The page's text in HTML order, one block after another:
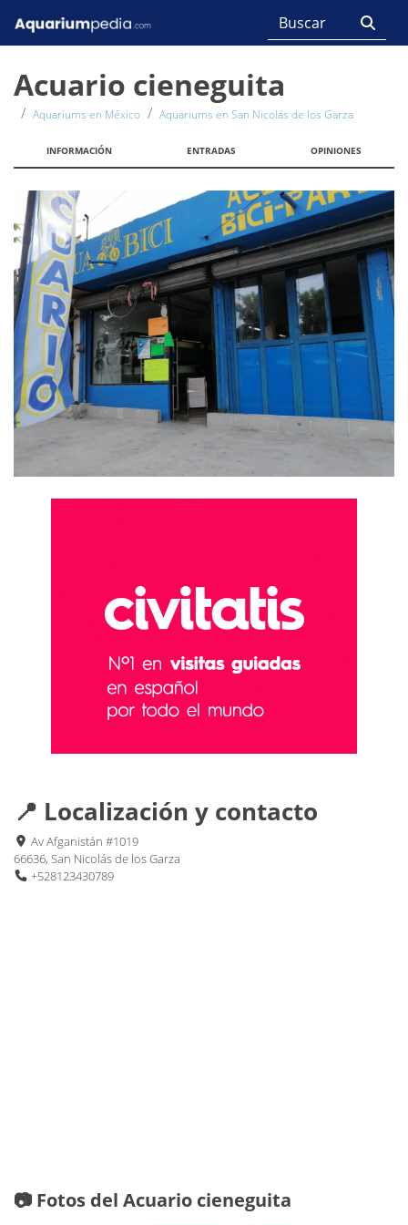
Acuario cieneguita
Aquariums en México Aquariums en San Nicolás de los Garza
INFORMACIÓN ENTRADAS OPINIONES
📍 Localización y contacto
Av Afganistán #1019
66636, San Nicolás de los Garza
+528123430789
📷 Fotos del Acuario cieneguita